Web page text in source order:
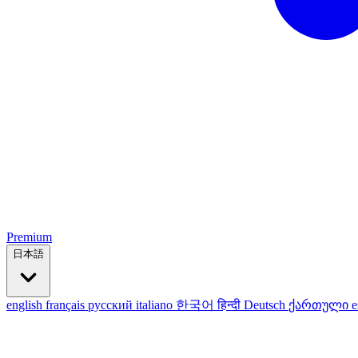
Premium
日本語
english français русский italiano 한국어हिन्दी Deutsch ქართული